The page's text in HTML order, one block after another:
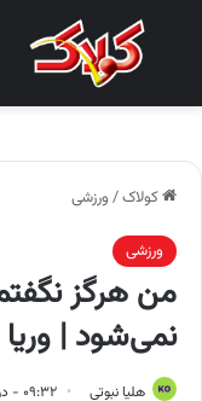
کولاک/ ورزشی
ورزشی
من هرگز
نمی‌شود |
هلیا نبوتی
۰۹:۳۲ - دوشنبه ۱ دی ۱۴۰۴